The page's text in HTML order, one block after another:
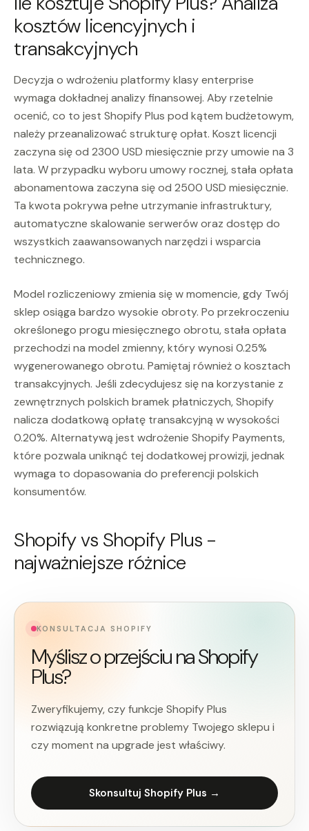
kosztów licencyjnych i
transakcyjnych
Decyzja o wdrożeniu platformy klasy enterprise
wymaga dokładnej analizy finansowej. Aby rzetelnie
ocenić, co to jest Shopify Plus pod kątem budżetowym,
należy przeanalizować strukturę opłat. Koszt licencji
zaczyna się od 2300 USD miesięcznie przy umowie na 3
lata. W przypadku wyboru umowy rocznej, stała opłata
abonamentowa zaczyna się od 2500 USD miesięcznie.
Ta kwota pokrywa pełne utrzymanie infrastruktury,
automatyczne skalowanie serwerów oraz dostęp do
wszystkich zaawansowanych narzędzi i wsparcia
technicznego.
Model rozliczeniowy zmienia się w momencie, gdy Twój
sklep osiąga bardzo wysokie obroty. Po przekroczeniu
określonego progu miesięcznego obrotu, stała opłata
przechodzi na model zmienny, który wynosi 0.25%
wygenerowanego obrotu. Pamiętaj również o kosztach
transakcyjnych. Jeśli zdecydujesz się na korzystanie z
zewnętrznych polskich bramek płatniczych, Shopify
nalicza dodatkową opłatę transakcyjną w wysokości
0.20%. Alternatywą jest wdrożenie Shopify Payments,
które pozwala uniknąć tej dodatkowej prowizji, jednak
wymaga to dopasowania do preferencji polskich
konsumentów.
Shopify vs Shopify Plus -
najważniejsze różnice
KONSULTACJA SHOPIFY
Myślisz o przejściu na Shopify
Plus?
Zweryfikujemy, czy funkcje Shopify Plus
rozwiązują konkretne problemy Twojego sklepu i
czy moment na upgrade jest właściwy.
Skonsultuj Shopify Plus →